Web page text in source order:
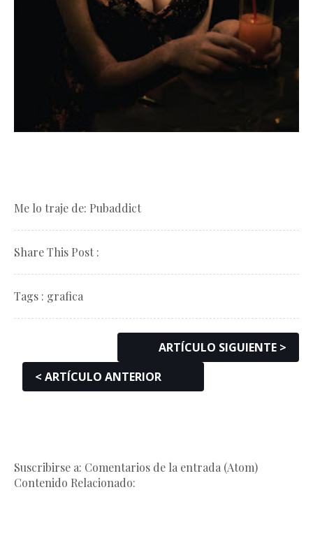
Me lo traje de: Pubaddict
Share This Post :
Tags : grafica
ARTÍCULO SIGUIENTE >
< ARTÍCULO ANTERIOR
Suscribirse a: Comentarios de la entrada (Atom)
Contenido Relacionado: